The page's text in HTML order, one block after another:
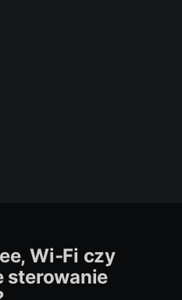
Wi‑Fi czy
sterowanie